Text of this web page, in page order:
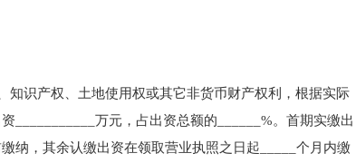
知识产权、土地使用权或其它非货币财产权利，根据实际
___________万元，占出资总额的______%。首期实缴出
纳，其余认缴出资在领取营业执照之日起_____个月内缴